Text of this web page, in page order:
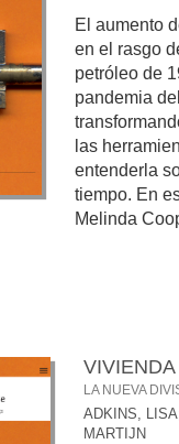
El aumento
en el rasgo
petróleo de
pandemia
las
entenderla
tiempo. En
Melinda
VIVIENDA
LA NUEVA
ADKINS, LISA
MARTIJN